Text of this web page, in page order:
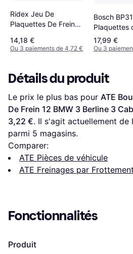
Ridex Jeu De
Plaquettes De Frein
14,18 €
Ou 3 paiements de 4,72 €
Bosch
Plaquettes
ECE-R90 1
Plaquettes
17,99 €
Ou 3
Détails du produit
Le prix le plus bas pour ATE
De Frein 12 BMW 3 Berline 3
3,22 €. Il s'agit actuellement
parmi 5 magasins.
Comparer:
ATE Pièces de véhicule
ATE Freinages par Frottement
Fonctionnalités
Produit